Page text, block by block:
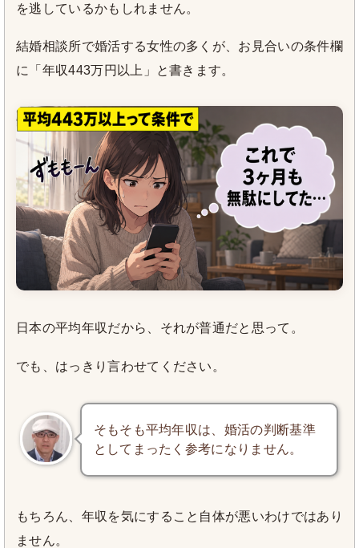
を逃しているかもしれません。
結婚相談所で婚活する女性の多くが、お見合いの条件欄
に「年収443万円以上」と書きます。
日本の平均年収だから、それが普通だと思って。
でも、はっきり言わせてください。
そもそも平均年収は、婚活の判断基準
としてまったく参考になりません。
もちろん、年収を気にすること自体が悪いわけではあり
ません。